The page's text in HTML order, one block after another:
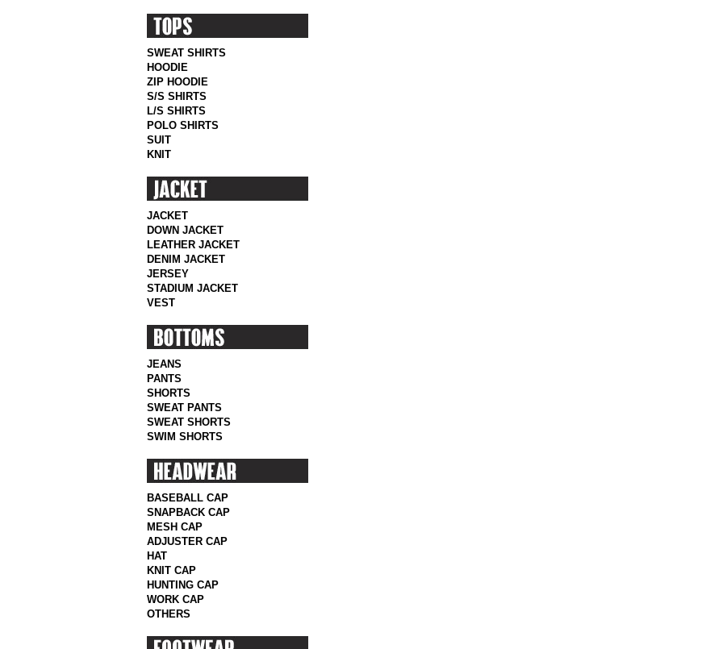
SWEAT SHIRTS
HOODIE
ZIP HOODIE
S/S SHIRTS
L/S SHIRTS
POLO SHIRTS
SUIT
KNIT
JACKET
DOWN JACKET
LEATHER JACKET
DENIM JACKET
JERSEY
STADIUM JACKET
VEST
JEANS
PANTS
SHORTS
SWEAT PANTS
SWEAT SHORTS
SWIM SHORTS
BASEBALL CAP
SNAPBACK CAP
MESH CAP
ADJUSTER CAP
HAT
KNIT CAP
HUNTING CAP
WORK CAP
OTHERS